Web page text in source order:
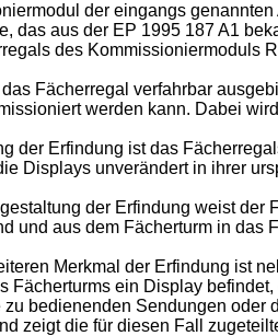
der eingangs
das aus der EP 1995 187 A1
des Kommissioniermoduls
Fächerregal verfahrbar
werden kann. Dabei
der Erfindung ist das
Displays unverändert in ihrer
der Erfindung weist
und aus dem Fächerturm in das
Merkmal der Erfindung ist
Fächerturms ein Display
bedienenden Sendungen
zeigt die für diesen Fall